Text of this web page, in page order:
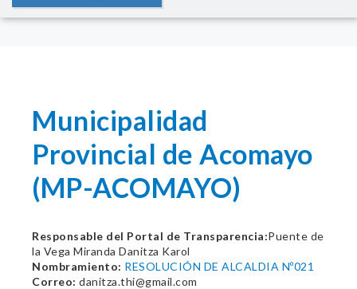
Municipalidad
Provincial de Acomayo
(MP-ACOMAYO)
Responsable del Portal de Transparencia:Puente de
la Vega Miranda Danitza Karol
Nombramiento: RESOLUCIÓN DE ALCALDIA Nº021
Correo: danitza.thi@gmail.com